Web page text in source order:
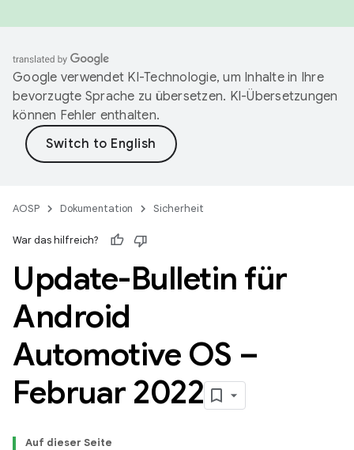
Google verwendet KI-Technologie, um Inhalte in Ihre
bevorzugte Sprache zu übersetzen. KI-Übersetzungen
können Fehler enthalten.
AOSP Dokumentation Sicherheit
War das hilfreich?
Update-Bulletin für
Android
Automotive OS –
Februar 2022
Auf dieser Seite